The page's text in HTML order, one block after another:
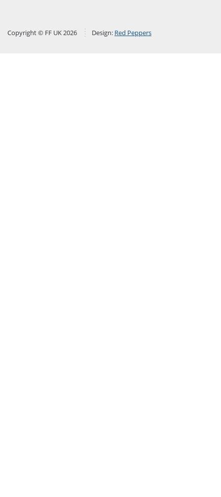
Copyright © FF UK 2026 Design: Red Peppers